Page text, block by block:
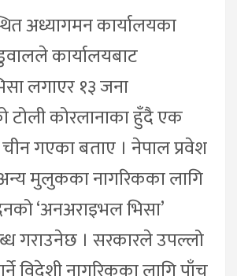
अध्यागमन कार्यालयका
कार्यालयबाट
लगाएर १३ जना
टोली कोरलानाका हुँदै एक
गएका बताए । नेपाल प्रवेश
अन्य मुलुकका नागरिकका लागि
‘अनअराइभल भिसा’
गराउनेछ । सरकारले उपल्लो